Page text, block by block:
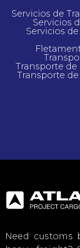
Servicios de
Servicios
Servicios
Transporte
Transporte
Need customs